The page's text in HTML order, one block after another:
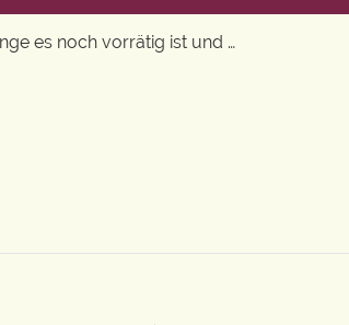
es noch vorrätig ist und …